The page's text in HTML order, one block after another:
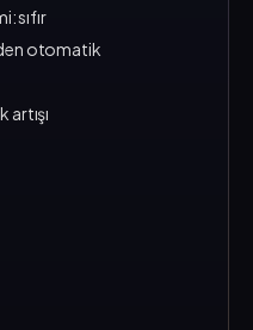
sıfır
otomatik